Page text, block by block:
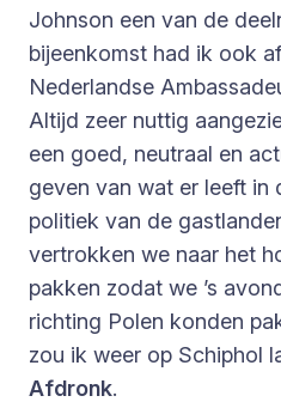
Johnson een van de
bijeenkomst had ik ook
Nederlandse
Altijd zeer nuttig
een goed, neutraal en
geven van wat er leeft in
politiek van de
vertrokken we naar het
pakken zodat we ’s
richting Polen konden
zou ik weer op Schiphol
Afdronk.